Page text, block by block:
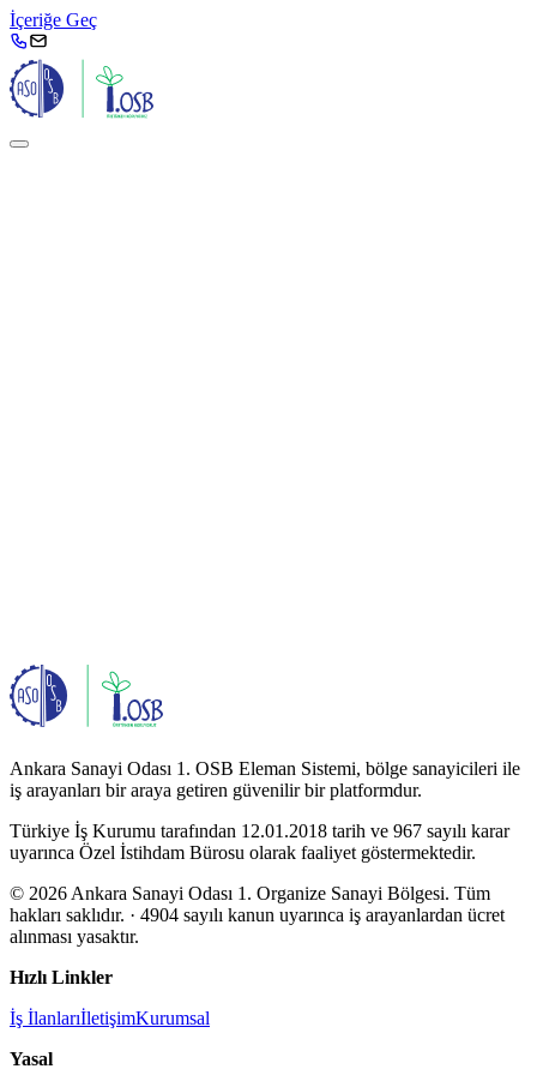
İçeriğe Geç
Ankara Sanayi Odası 1. OSB Eleman Sistemi, bölge sanayicileri ile
iş arayanları bir araya getiren güvenilir bir platformdur.
Türkiye İş Kurumu tarafından 12.01.2018 tarih ve 967 sayılı karar
uyarınca Özel İstihdam Bürosu olarak faaliyet göstermektedir.
© 2026 Ankara Sanayi Odası 1. Organize Sanayi Bölgesi. Tüm
hakları saklıdır. · 4904 sayılı kanun uyarınca iş arayanlardan ücret
alınması yasaktır.
Hızlı Linkler
İş İlanlarıİletişimKurumsal
Yasal